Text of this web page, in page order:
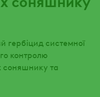
гербіцид системної
контролю
соняшнику та